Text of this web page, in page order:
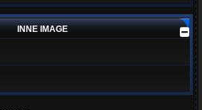
INNE IMAGE